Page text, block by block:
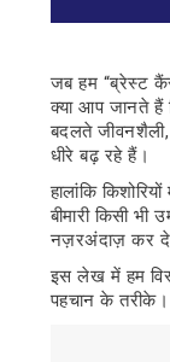
जब हम “ब्रेस्ट
क्या आप जानते हैं
बदलते जीवनशैली,
धीरे बढ़ रहे हैं।
हालांकि
बीमारी किसी
नज़रअंदाज़ कर
इस लेख में हम
पहचान के